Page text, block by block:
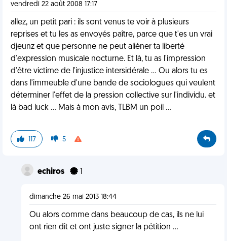
vendredi 22 août 2008 17:17
allez, un petit pari : ils sont venus te voir à plusieurs
reprises et tu les as envoyés paître, parce que t'es un vrai
djeunz et que personne ne peut aliéner ta liberté
d'expression musicale nocturne. Et là, tu as l'impression
d'être victime de l'injustice intersidérale ... Ou alors tu es
dans l'immeuble d'une bande de sociologues qui veulent
déterminer l'effet de la pression collective sur l'individu. et
là bad luck ... Mais à mon avis, TLBM un poil ...
117 5
echiros 1
dimanche 26 mai 2013 18:44
Ou alors comme dans beaucoup de cas, ils ne lui
ont rien dit et ont juste signer la pétition ...